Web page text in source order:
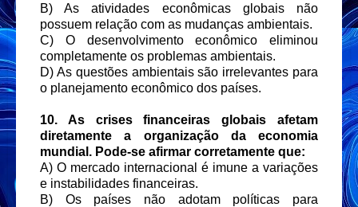
B) As atividades econômicas globais não
possuem relação com as mudanças ambientais.
C) O desenvolvimento econômico eliminou
completamente os problemas ambientais.
D) As questões ambientais são irrelevantes para
o planejamento econômico dos países.
10. As crises financeiras globais afetam
diretamente a organização da economia
mundial. Pode-se afirmar corretamente que:
A) O mercado internacional é imune a variações
e instabilidades financeiras.
B) Os países não adotam políticas para